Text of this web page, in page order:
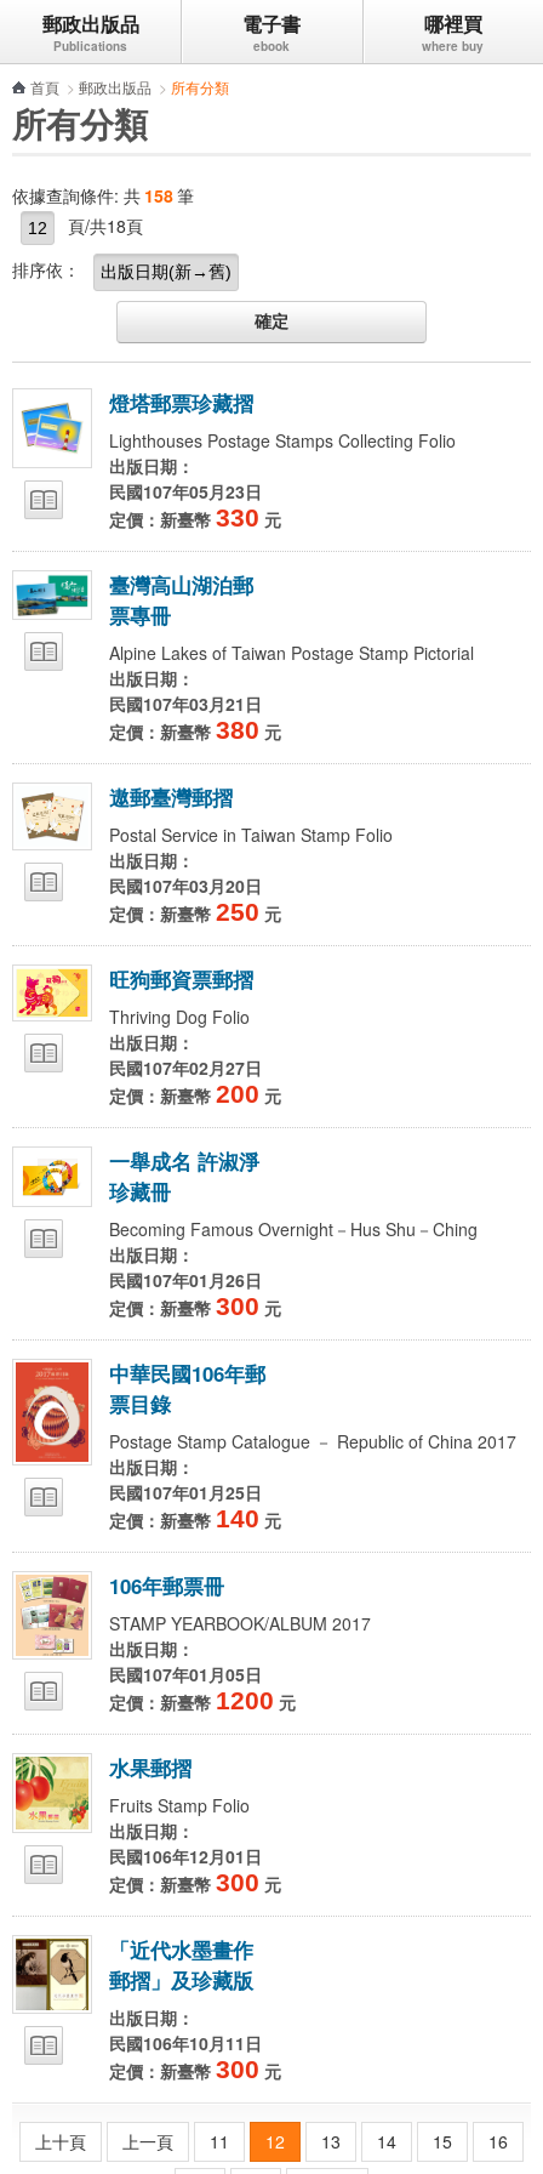
跳到主要內容區塊
郵政出版品 電子書 哪裡買
首頁 > 郵政出版品 > 所有分類
所有分類
依據查詢條件: 共 158筆
頁/共18頁
排序依：
燈塔郵票珍藏摺
Lighthouses Postage Stamps Collecting Folio
出版日期：
民國107年05月23日
定價：新臺幣 330 元
臺灣高山湖泊郵
票專冊
Alpine Lakes of Taiwan Postage Stamp Pictorial
出版日期：
民國107年03月21日
定價：新臺幣 380 元
遨郵臺灣郵摺
Postal Service in Taiwan Stamp Folio
出版日期：
民國107年03月20日
定價：新臺幣 250 元
旺狗郵資票郵摺
Thriving Dog Folio
出版日期：
民國107年02月27日
定價：新臺幣 200 元
一舉成名 許淑淨
珍藏冊
Becoming Famous Overnight－Hus Shu－Ching
出版日期：
民國107年01月26日
定價：新臺幣 300 元
中華民國106年郵
票目錄
Postage Stamp Catalogue － Republic of China 2017
出版日期：
民國107年01月25日
定價：新臺幣 140 元
106年郵票冊
STAMP YEARBOOK/ALBUM 2017
出版日期：
民國107年01月05日
定價：新臺幣 1200 元
水果郵摺
Fruits Stamp Folio
出版日期：
民國106年12月01日
定價：新臺幣 300 元
「近代水墨畫作
郵摺 」 及珍藏版
出版日期：
民國106年10月11日
定價：新臺幣 300 元
上十頁 上一頁 11 12 13 14 15 16